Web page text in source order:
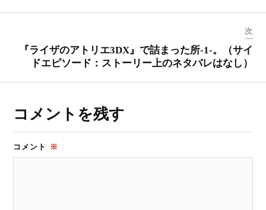
次
『ライザのアトリエ3DX』で詰まった所-1-。（サイ
ドエピソード：ストーリー上のネタバレはなし）
コメントを残す
コメント ※